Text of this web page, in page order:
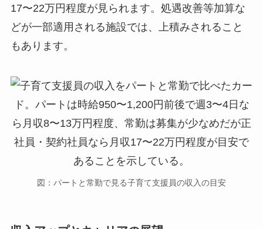
17〜22万円程度が見られます。処遇改善等加算な
どが一部適用される施設では、上積みされること
もあります。
図：パートと常勤で見る子育て支援員の収入の目安